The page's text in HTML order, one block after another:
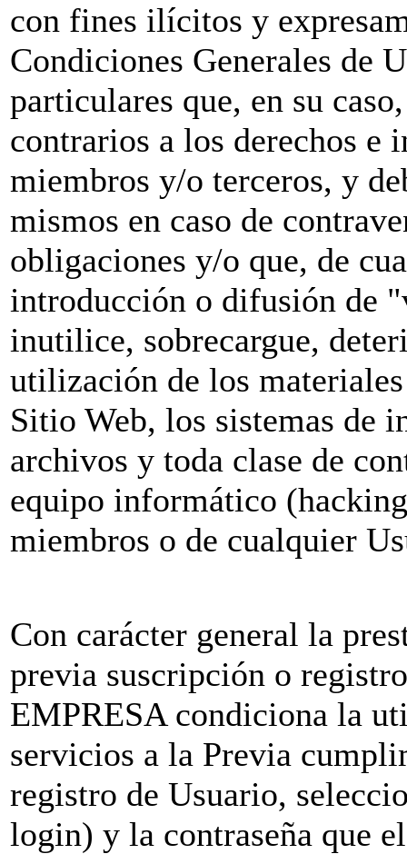
con fines ilícitos y
Condiciones Generales de
particulares que, en su
contrarios a los derechos e
miembros y/o terceros, y
mismos en caso de
obligaciones y/o que, de
introducción o difusión de
inutilice, sobrecargue,
utilización de los
Sitio Web, los sistemas de
archivos y toda clase de
equipo informático
miembros o de cualquier
Con carácter general la
previa suscripción o
EMPRESA condiciona la
servicios a la Previa
registro de Usuario,
login) y la contraseña que